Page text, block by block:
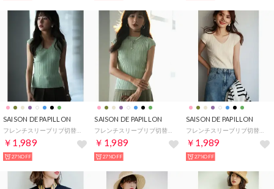
SAISON DE PAPILLON
￥1,989
27%OFF
SAISON DE PAPILLON
￥1,989
27%OFF
SAISON DE PAPILLON
フレンチスリーブリブ切替サマーニットトップス （ホワイト系その他）
￥1,989
27%OFF